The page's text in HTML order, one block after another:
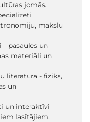
jomās.
mākslu
pasaules un
materiāli un
literatūra - fizika,
un
un interaktīvi
lasītājiem.